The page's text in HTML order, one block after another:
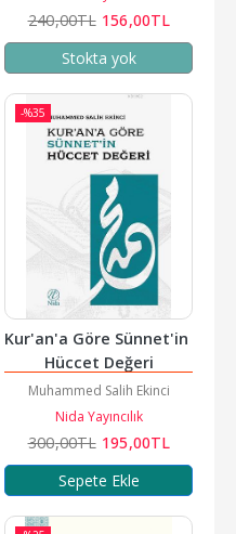
240,00TL 156,00TL
Stokta yok
-%35
Kur'an'a Göre Sünnet'in
Hüccet Değeri
Muhammed Salih Ekinci
Nida Yayıncılık
300,00TL 195,00TL
Sepete Ekle